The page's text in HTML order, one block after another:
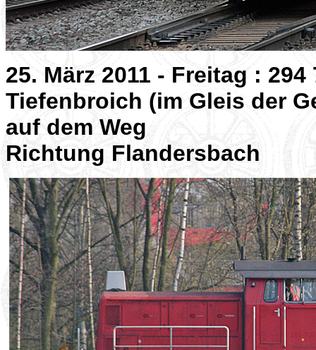
25. März 2011 - Freitag :
Tiefenbroich (im Gleis der
auf dem Weg
Richtung Flandersbach